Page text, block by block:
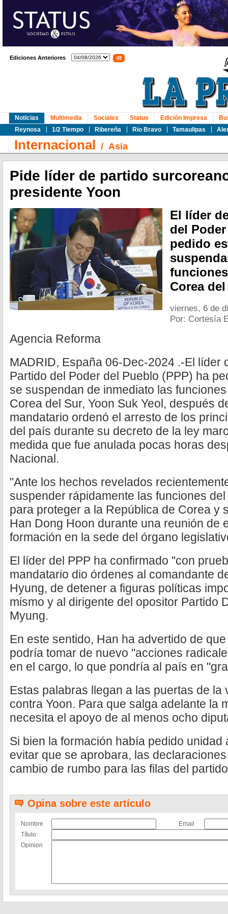
Ediciones Anteriores
Noticias
Reynosa
1/2 Tiempo Ribereña Rio Bravo Tamaulipas
Multimedia Sociales Status Edición Impresa
Internacional / Asia
Pide líder de partido
presidente Yoon
El líder
del
pedido
Corea
viernes, 6 de
Por: Cortesía
Agencia Reforma
MADRID, España 06-Dec-2024 .-El líder
Partido del Poder del Pueblo (PPP) ha
se suspendan de inmediato las
Corea del Sur, Yoon Suk Yeol, después
mandatario ordenó el arresto de los
del país durante su decreto de la ley
medida que fue anulada pocas horas
Nacional.
"Ante los hechos revelados
suspender rápidamente las funciones
para proteger a la República de Corea y
Han Dong Hoon durante una reunión de
formación en la sede del órgano
El líder del PPP ha confirmado "con
mandatario dio órdenes al comandante
Hyung, de detener a figuras políticas
mismo y al dirigente del opositor Partido
Myung.
En este sentido, Han ha advertido de
podría tomar de nuevo "acciones
en el cargo, lo que pondría al país en
Estas palabras llegan a las puertas de la
contra Yoon. Para que salga adelante la
necesita el apoyo de al menos ocho
Si bien la formación había pedido
evitar que se aprobara, las
cambio de rumbo para las filas del
Opina sobre este artículo
Nombre
Email
Título
Opinion